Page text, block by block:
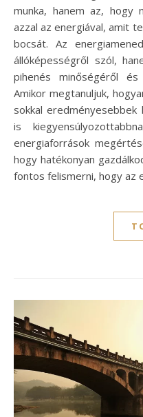
munka, hanem az, hogy
azzal az energiával, amit
bocsát. Az
állóképességről szól,
pihenés minőségéről
Amikor megtanuljuk,
sokkal eredményesebbek
is
energiaforrások
hogy hatékonyan
fontos felismerni, hogy az